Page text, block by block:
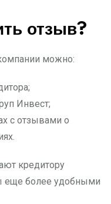
отзыв?
можно:
Инвест;
с отзывами о
кредитору
еще более удобными